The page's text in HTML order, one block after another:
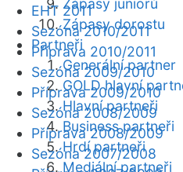
Zápasy juniorů
Zápasy dorostu
Partneři
Generální partner
GOLD hlavní
Hlavní partneři
Business partneři
Hrdí partneři
Mediální partneři
EHT 2011
Sezóna 2010/2011
Příprava 2010/2011
Sezóna 2009/2010
Příprava 2009/2010
Sezóna 2008/2009
Příprava 2008/2009
Sezóna 2007/2008